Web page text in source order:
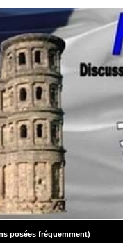
posées fréquemment)